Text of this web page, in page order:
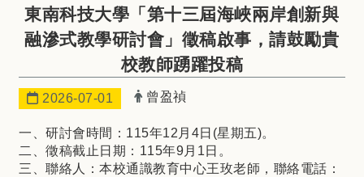
東南科技大學「第十三屆海峽兩岸創新與
融滲式教學研討會」徵稿啟事，請鼓勵貴
校教師踴躍投稿
日期：
2026-07-01 發布者：
曾盈禎
一、研討會時間：115年12月4日(星期五)。
二、徵稿截止日期：115年9月1日。
三、聯絡人：本校通識教育中心王玫老師，聯絡電話：